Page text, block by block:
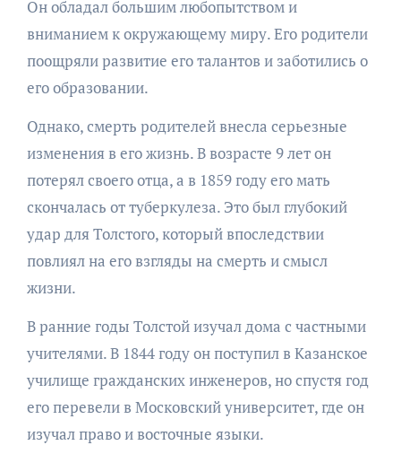
Он обладал большим любопытством и
вниманием к окружающему миру. Его родители
поощряли развитие его талантов и заботились о
его образовании.
Однако, смерть родителей внесла серьезные
изменения в его жизнь. В возрасте 9 лет он
потерял своего отца, а в 1859 году его мать
скончалась от туберкулеза. Это был глубокий
удар для Толстого, который впоследствии
повлиял на его взгляды на смерть и смысл
жизни.
В ранние годы Толстой изучал дома с частными
учителями. В 1844 году он поступил в Казанское
училище гражданских инженеров, но спустя год
его перевели в Московский университет, где он
изучал право и восточные языки.